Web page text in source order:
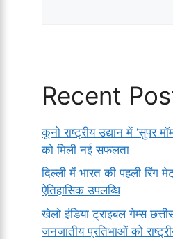
Recent
कूनो राष्ट्रीय उद्यान में ‘सुपर
को मिली नई सफलता
दिल्ली में भारत की पहली रिंग
ऐतिहासिक उपलब्धि
खेलो इंडिया ट्राइबल गेम्स
जनजातीय प्रतिभाओं को